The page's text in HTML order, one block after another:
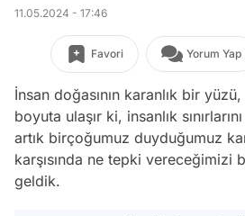
11.05.2024 - 17:46
Favori Yorum Yap
İnsan doğasının karanlık bir
boyuta ulaşır ki, insanlık
artık birçoğumuz duyduğumuz
karşısında ne tepki vereceğimizi
geldik.